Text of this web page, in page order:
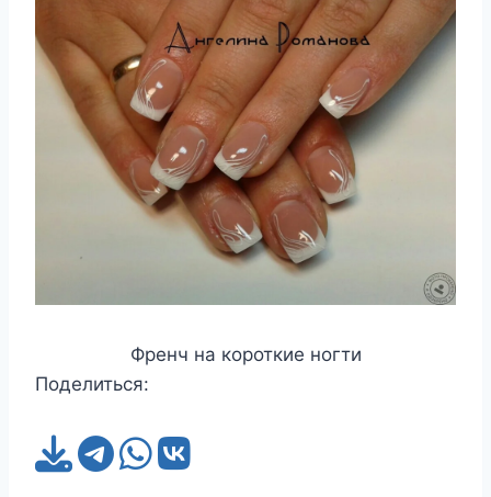
Френч на короткие ногти
Поделиться: